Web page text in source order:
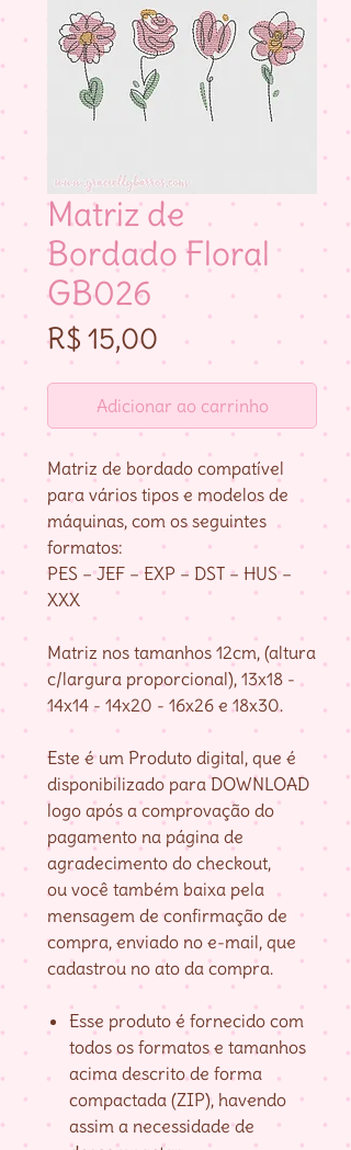
Matriz de
Bordado Floral
GB026
R$ 15,00 Preço
Adicionar ao carrinho
Matriz de bordado compatível
para vários tipos e modelos de
máquinas, com os seguintes
formatos:
PES – JEF – EXP – DST – HUS –
XXX
Matriz nos tamanhos 12cm, (altura
c/largura proporcional), 13x18 -
14x14 - 14x20 - 16x26 e 18x30.
Este é um Produto digital, que é
disponibilizado para DOWNLOAD
logo após a comprovação do
pagamento na página de
agradecimento do checkout,
ou você também baixa pela
mensagem de confirmação de
compra, enviado no e-mail, que
cadastrou no ato da compra.
Esse produto é fornecido com
todos os formatos e tamanhos
acima descrito de forma
compactada (ZIP), havendo
assim a necessidade de